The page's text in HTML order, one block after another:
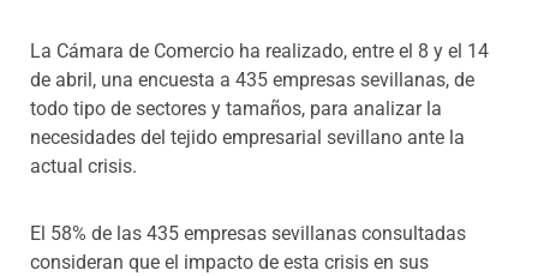
La Cámara de Comercio ha realizado, entre el 8 y el 14
de abril, una encuesta a 435 empresas sevillanas, de
todo tipo de sectores y tamaños, para analizar la
necesidades del tejido empresarial sevillano ante la
actual crisis.
El 58% de las 435 empresas sevillanas consultadas
consideran que el impacto de esta crisis en sus